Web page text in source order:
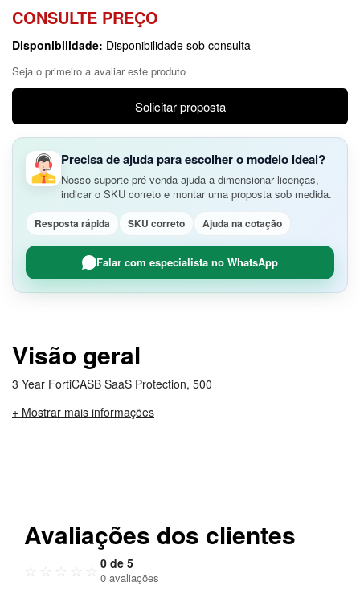
CONSULTE PREÇO
Disponibilidade: Disponibilidade sob consulta
Seja o primeiro a avaliar este produto
Solicitar proposta
Precisa de ajuda para escolher o modelo ideal?
Nosso suporte pré-venda ajuda a dimensionar licenças,
indicar o SKU correto e montar uma proposta sob medida.
Resposta rápida SKU correto Ajuda na cotação
Falar com especialista no WhatsApp
Visão geral
3 Year FortiCASB SaaS Protection, 500
+ Mostrar mais informações
Avaliações dos clientes
☆ ☆ ☆ ☆ ☆ 0 de 5
0 avaliações